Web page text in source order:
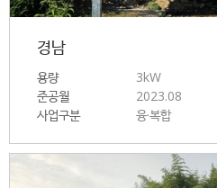
경남
용량
3kW
준공월
2023.08
사업구분
융·복합